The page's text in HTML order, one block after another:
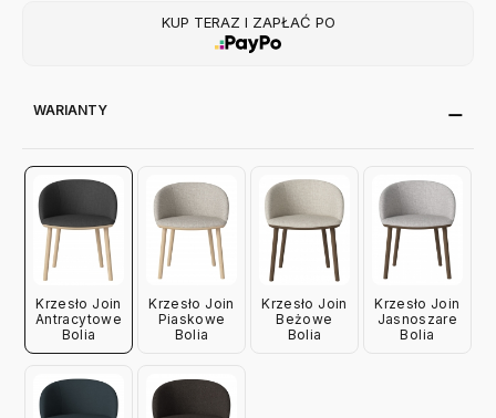
KUP TERAZ I ZAPŁAĆ PO
WARIANTY
Krzesło Join
Antracytowe
Bolia
Krzesło Join
Piaskowe
Bolia
Krzesło Join
Beżowe
Bolia
Krzesło Join
Jasnoszare
Bolia